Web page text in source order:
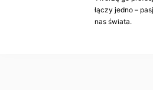
łączy jedno –
nas świata.